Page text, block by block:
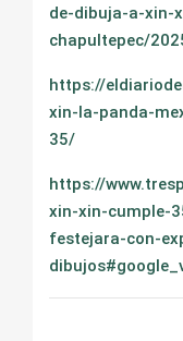
de-dibuja-a-xin-
chapultepec/
https://
xin-la-panda-
35/
https://
xin-xin-cumple-
festejara-con-